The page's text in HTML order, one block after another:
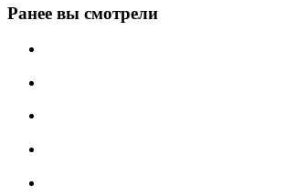
Ранее вы смотрели